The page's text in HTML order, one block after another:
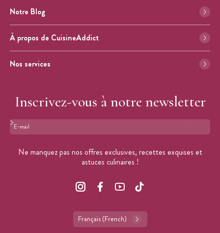
Notre Blog
À propos de CuisineAddict
Nos services
Inscrivez-vous à notre newsletter
Format : adresse@email.com
Ne manquez pas nos offres exclusives, recettes exquises et
astuces culinaires !
Français (French)